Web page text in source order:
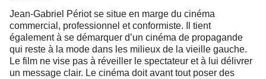
Jean-Gabriel Périot se situe en marge du cinéma
commercial, professionnel et conformiste. Il tient
également à se démarquer d’un cinéma de propagande
qui reste à la mode dans les milieux de la vieille gauche.
Le film ne vise pas à réveiller le spectateur et à lui délivrer
un message clair. Le cinéma doit avant tout poser des